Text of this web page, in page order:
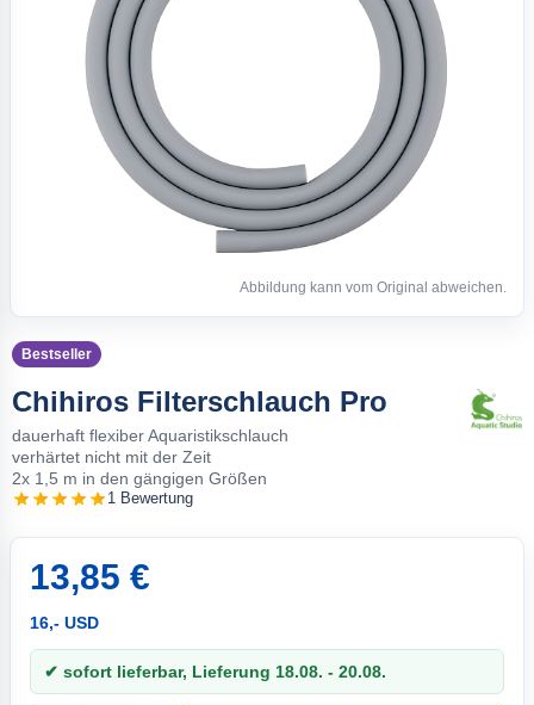
Abbildung kann vom Original abweichen.
Bestseller
Chihiros Filterschlauch Pro
dauerhaft flexiber Aquaristikschlauch
verhärtet nicht mit der Zeit
2x 1,5 m in den gängigen Größen
1 Bewertung
13,85 €
16,- USD
✔ sofort lieferbar, Lieferung 18.08. - 20.08.